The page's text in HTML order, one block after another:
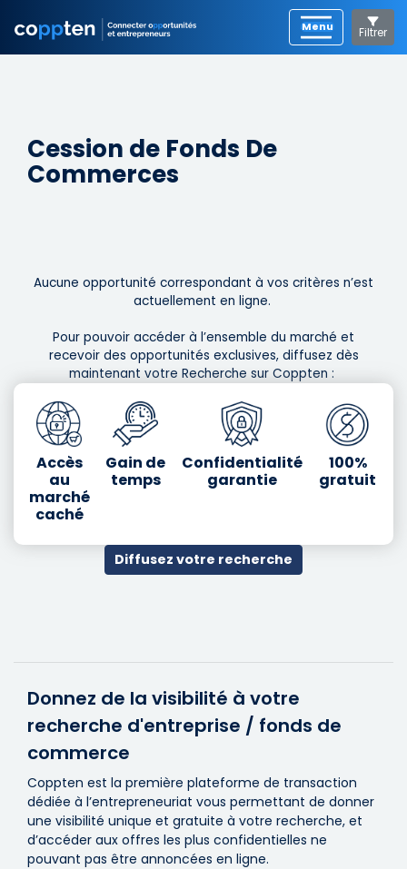
Filtrer
Cession de Fonds De
Commerces
Aucune opportunité correspondant à vos critères n’est
actuellement en ligne. ​
Pour pouvoir accéder à l’ensemble du marché et
recevoir des opportunités exclusives, diffusez dès
maintenant votre Recherche sur Coppten : ​
Accès
au
marché
caché
Gain de
temps
Confidentialité
garantie
100%
gratuit
Diffusez votre recherche
Donnez de la visibilité à votre
recherche d'entreprise / fonds de
commerce
Coppten est la première plateforme de transaction
dédiée à l’entrepreneuriat vous permettant de donner
une visibilité unique et gratuite à votre recherche, et
d’accéder aux offres les plus confidentielles ne
pouvant pas être annoncées en ligne.